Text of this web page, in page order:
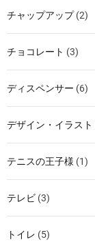
チャップアップ(2)
チョコレート (3)
ディスペンサー (6)
デザイン・イラスト
テニスの王子様 (1)
テレビ (3)
トイレ (5)